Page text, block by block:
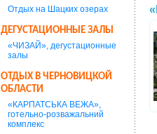
Отдых на Шацких озерах
ДЕГУСТАЦИОННЫЕ ЗАЛЫ
«ЧИЗАЙ», дегустационные
залы
ОТДЫХ В ЧЕРНОВИЦКОЙ
ОБЛАСТИ
«КАРПАТСЬКА ВЕЖА»,
готельно-розважальний
комплекс